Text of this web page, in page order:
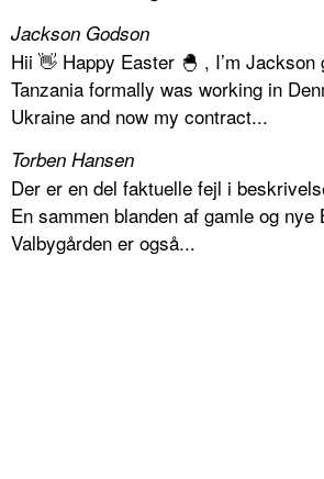
Jackson Godson
Hii 👋 Happy Easter 🐣 , I’m Jackson
Tanzania formally was working in
Ukraine and now my contract...
Torben Hansen
Der er en del faktuelle fejl i
En sammen blanden af gamle og nye
Valbygården er også...